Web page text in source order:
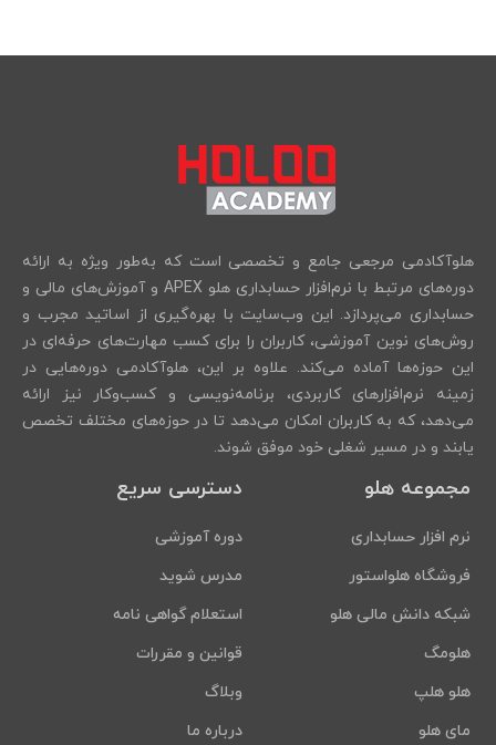
هلوآکادمی مرجعی جامع و تخصصی است که به‌طور ویژه به ارائه
دوره‌های مرتبط با نرم‌افزار حسابداری هلو APEX و آموزش‌های مالی و
حسابداری می‌پردازد. این وب‌سایت با بهره‌گیری از اساتید مجرب و
روش‌های نوین آموزشی، کاربران را برای کسب مهارت‌های حرفه‌ای در
این حوزه‌ها آماده می‌کند. علاوه بر این، هلوآکادمی دوره‌هایی در
زمینه نرم‌افزارهای کاربردی، برنامه‌نویسی و کسب‌وکار نیز ارائه
می‌دهد، که به کاربران امکان می‌دهد تا در حوزه‌های مختلف تخصص
یابند و در مسیر شغلی خود موفق شوند.
مجموعه هلو
نرم افزار حسابداری
فروشگاه هلواستور
شبکه دانش مالی هلو
هلومگ
هلو هلپ
مای هلو
دسترسی سریع
دوره آموزشی
مدرس شوید
استعلام گواهی نامه
قوانین و مقررات
وبلاگ
درباره ما